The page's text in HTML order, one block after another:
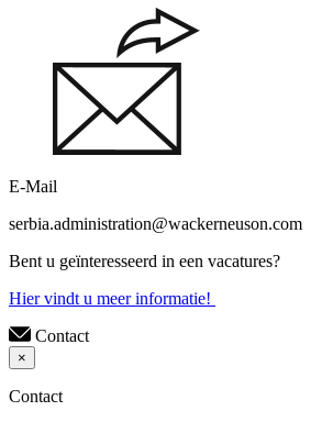
E-Mail
serbia.administration@wackerneuson.com
Bent u geïnteresseerd in een vacatures?
Hier vindt u meer informatie!
Contact
×
Contact